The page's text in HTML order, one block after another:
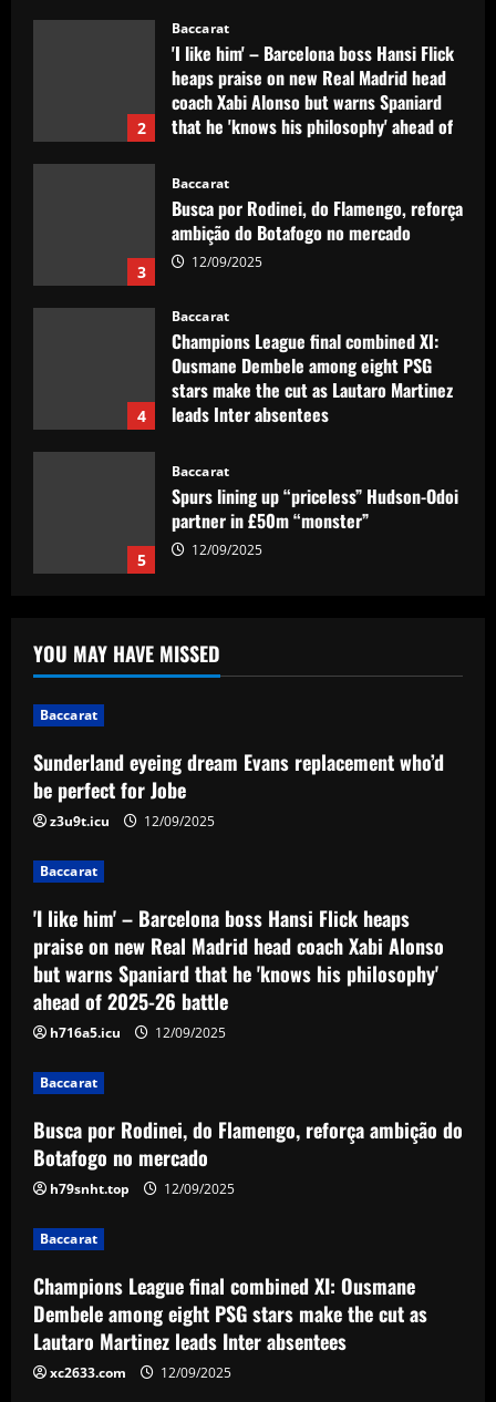
2
Baccarat
'I like him' – Barcelona boss Hansi Flick
heaps praise on new Real Madrid head
coach Xabi Alonso but warns Spaniard
that he 'knows his philosophy' ahead of
12/09/2025
3
Baccarat
Busca por Rodinei, do Flamengo, reforça
ambição do Botafogo no mercado
12/09/2025
4
Baccarat
Champions League final combined XI:
Ousmane Dembele among eight PSG
stars make the cut as Lautaro Martinez
leads Inter absentees
5
Baccarat
Spurs lining up “priceless” Hudson-Odoi
partner in £50m “monster”
12/09/2025
Sunderland eyeing dream Evans
replacement who’d be perfect for Jobe
'I like him' – Barcelona boss Hansi Flick
heaps praise on new Real Madrid head
coach Xabi Alonso but warns Spaniard
3
Busca por Rodinei, do Flamengo, reforça
ambição do Botafogo no mercado
12/09/2025
4
Baccarat
leads Inter absentees
12/09/2025
5
Baccarat
YOU MAY HAVE MISSED
Baccarat
Sunderland eyeing dream Evans replacement who’d
be perfect for Jobe
z3u9t.icu 12/09/2025
Baccarat
'I like him' – Barcelona boss Hansi Flick heaps
praise on new Real Madrid head coach Xabi Alonso
but warns Spaniard that he 'knows his philosophy'
ahead of 2025-26 battle
h716a5.icu 12/09/2025
Baccarat
Busca por Rodinei, do Flamengo, reforça ambição do
Botafogo no mercado
h79snht.top 12/09/2025
Baccarat
Champions League final combined XI: Ousmane
Dembele among eight PSG stars make the cut as
Lautaro Martinez leads Inter absentees
xc2633.com 12/09/2025